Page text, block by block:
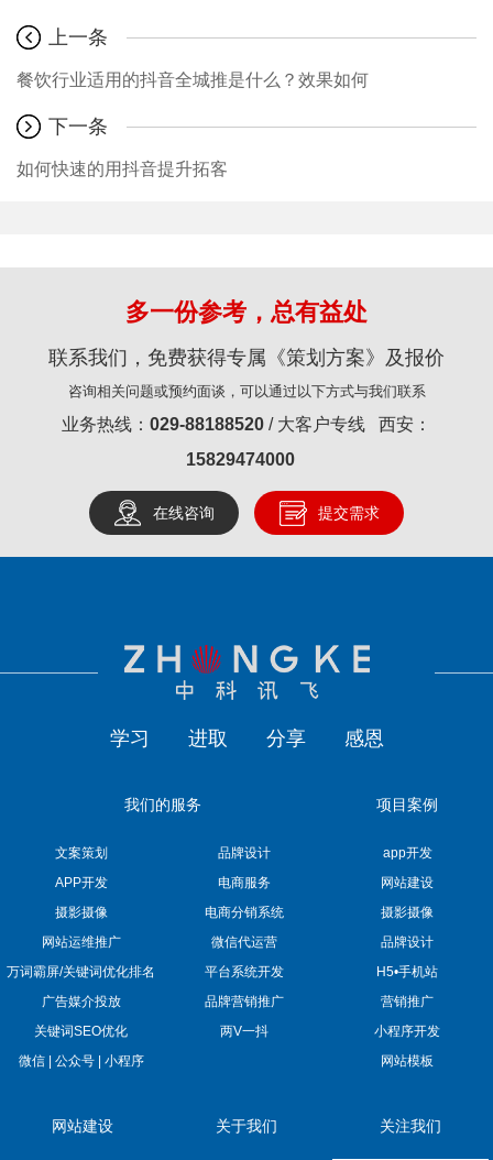
上一条
餐饮行业适用的抖音全城推是什么？效果如何
下一条
如何快速的用抖音提升拓客
多一份参考，总有益处
联系我们，免费获得专属《策划方案》及报价
咨询相关问题或预约面谈，可以通过以下方式与我们联系
业务热线： 029-88188520 / 大客户专线 西安：
15829474000
在线咨询 提交需求
学习 进取 分享 感恩
我们的服务
文案策划
品牌设计
APP开发
电商服务
摄影摄像
电商分销系统
网站运维推广
微信代运营
万词霸屏/关键词优化排名
平台系统开发
广告媒介投放
品牌营销推广
关键词SEO优化
两V一抖
微信 | 公众号 | 小程序
项目案例
app开发
网站建设
摄影摄像
品牌设计
H5•手机站
营销推广
小程序开发
网站模板
网站建设 关于我们 关注我们